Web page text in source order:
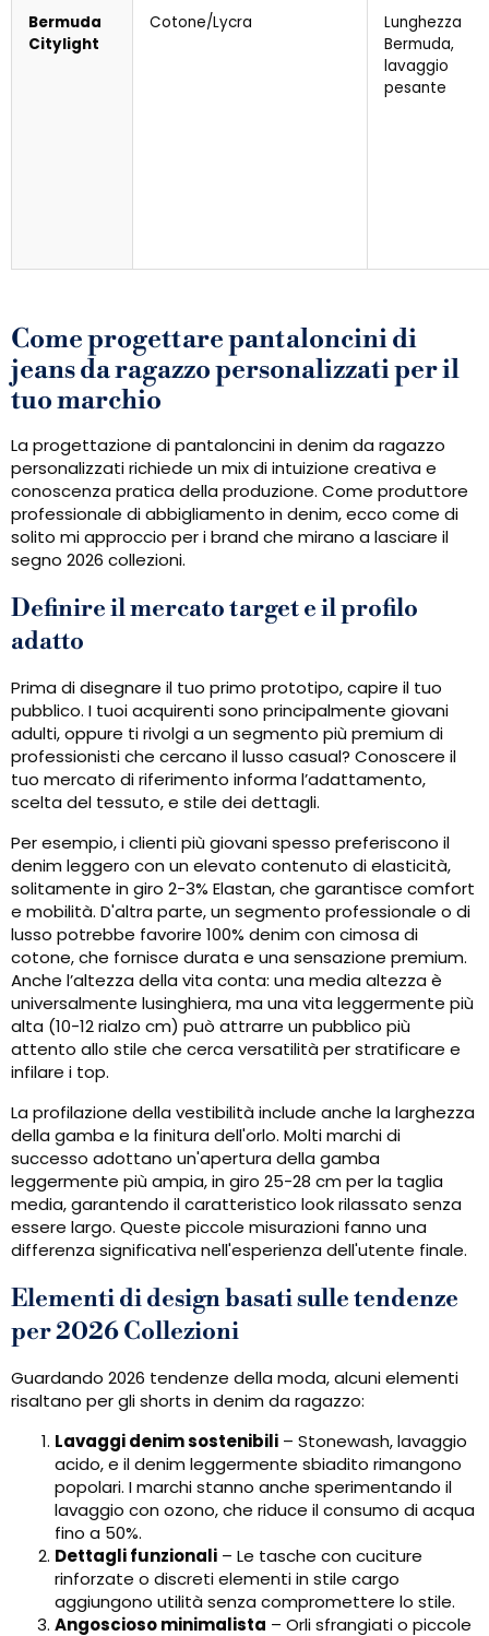
Bermuda
Citylight
Cotone/Lycra
Lunghezza
Bermuda,
lavaggio
pesante
Come progettare pantaloncini di
jeans da ragazzo personalizzati per il
tuo marchio
La progettazione di pantaloncini in denim da ragazzo
personalizzati richiede un mix di intuizione creativa e
conoscenza pratica della produzione. Come produttore
professionale di abbigliamento in denim, ecco come di
solito mi approccio per i brand che mirano a lasciare il
segno 2026 collezioni.
Definire il mercato target e il profilo
adatto
Prima di disegnare il tuo primo prototipo, capire il tuo
pubblico. I tuoi acquirenti sono principalmente giovani
adulti, oppure ti rivolgi a un segmento più premium di
professionisti che cercano il lusso casual? Conoscere il
tuo mercato di riferimento informa l’adattamento,
scelta del tessuto, e stile dei dettagli.
Per esempio, i clienti più giovani spesso preferiscono il
denim leggero con un elevato contenuto di elasticità,
solitamente in giro 2-3% Elastan, che garantisce comfort
e mobilità. D'altra parte, un segmento professionale o di
lusso potrebbe favorire 100% denim con cimosa di
cotone, che fornisce durata e una sensazione premium.
Anche l’altezza della vita conta: una media altezza è
universalmente lusinghiera, ma una vita leggermente più
alta (10-12 rialzo cm) può attrarre un pubblico più
attento allo stile che cerca versatilità per stratificare e
infilare i top.
La profilazione della vestibilità include anche la larghezza
della gamba e la finitura dell'orlo. Molti marchi di
successo adottano un'apertura della gamba
leggermente più ampia, in giro 25-28 cm per la taglia
media, garantendo il caratteristico look rilassato senza
essere largo. Queste piccole misurazioni fanno una
differenza significativa nell'esperienza dell'utente finale.
Elementi di design basati sulle tendenze
per 2026 Collezioni
Guardando 2026 tendenze della moda, alcuni elementi
risaltano per gli shorts in denim da ragazzo:
Lavaggi denim sostenibili – Stonewash, lavaggio
acido, e il denim leggermente sbiadito rimangono
popolari. I marchi stanno anche sperimentando il
lavaggio con ozono, che riduce il consumo di acqua
fino a 50%.
Dettagli funzionali – Le tasche con cuciture
rinforzate o discreti elementi in stile cargo
aggiungono utilità senza compromettere lo stile.
Angoscioso minimalista – Orli sfrangiati o piccole